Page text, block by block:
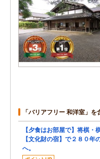
「バリアフリー 和洋室」
【夕食はお部屋で】将棋・
【文化財の宿】で２８０年
へ。